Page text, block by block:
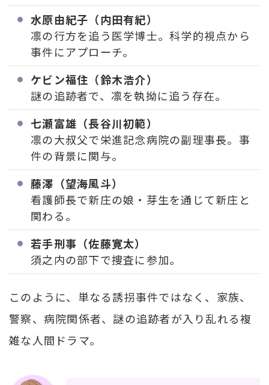
水原由紀子（内田有紀）
凛の行方を追う医学博士。科学的視点から
事件にアプローチ。
ケビン福住（鈴木浩介）
謎の追跡者で、凛を執拗に追う存在。
七瀬富雄（長谷川初範）
凛の大叔父で栄進記念病院の副理事長。事
件の背景に関与。
藤澤（望海風斗）
看護師長で新庄の娘・芽生を通じて新庄と
関わる。
若手刑事（佐藤寛太）
須之内の部下で捜査に参加。
このように、単なる誘拐事件ではなく、家族、
警察、病院関係者、謎の追跡者が入り乱れる複
雑な人間ドラマ。